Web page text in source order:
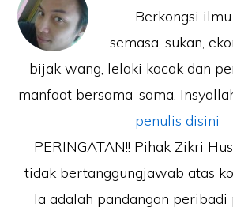
Berkongsi
semasa, sukan,
bijak wang, lelaki kacak dan
manfaat bersama-sama.
penulis disini
PERINGATAN!! Pihak Zikri
tidak bertanggungjawab atas
Ia adalah pandangan peribadi